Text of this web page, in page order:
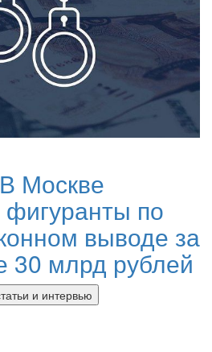
В Москве
по
выводе за
30 млрд рублей
и интервью